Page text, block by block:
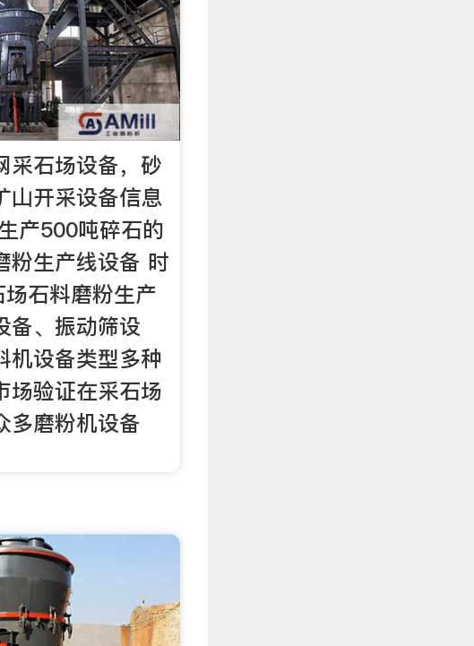
采石场设备，砂
山开采设备信息
产500吨碎石的
粉生产线设备 时
石料磨粉生产
备、振动筛设
机设备类型多种
场验证在采石场
多磨粉机设备